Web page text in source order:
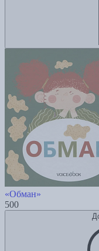
«Обман»
500